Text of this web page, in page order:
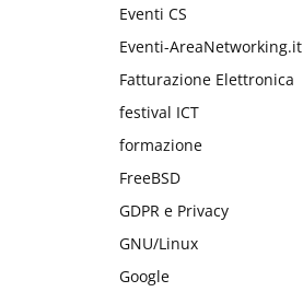
Eventi CS
Eventi-AreaNetworking.it
Fatturazione Elettronica
festival ICT
formazione
FreeBSD
GDPR e Privacy
GNU/Linux
Google